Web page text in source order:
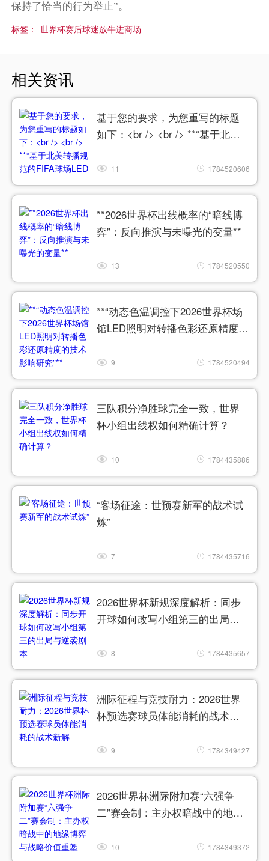
保持了恰当的行为举止”。
标签： 世界杯赛后球迷放牛进商场
相关资讯
基于您的要求，为您重写的标题
如下：<br /> <br /> **“基于北美
匹配与色彩精准同步系统”**
11 1784520606
**2026世界杯出线概率的“暗线博
弈”：反向推演与未曝光的变量**
13 1784520550
**“动态色温调控下2026世界杯场
馆LED照明对转播色彩还原精度的
9 1784520494
三队积分净胜球完全一致，世界
杯小组出线权如何精确计算？
10 1784435886
“客场征途：世预赛新军的战术试
炼”
7 1784435716
2026世界杯新规深度解析：同步
开球如何改写小组第三的出局与
8 1784435657
洲际征程与竞技耐力：2026世界
杯预选赛球员体能消耗的战术新
9 1784349427
2026世界杯洲际附加赛“六强争
二”赛会制：主办权暗战中的地缘
10 1784349372